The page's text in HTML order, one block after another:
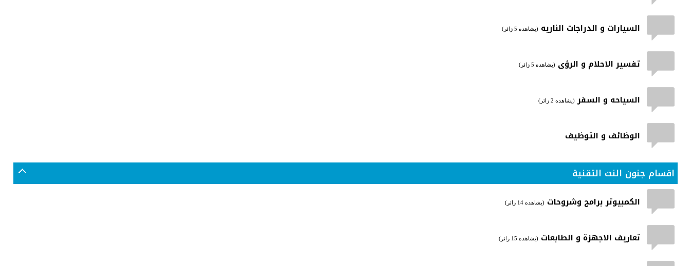
السيارات و الدراجات الناريه (يشاهده 5 زائر)
تفسير الاحلام و الرؤى (يشاهده 5 زائر)
السياحه و السفر (يشاهده 2 زائر)
الوظائف و التوظيف
اقسام جنون النت التقنية
الكمبيوتر برامج وشروحات (يشاهده 14 زائر)
تعاريف الاجهزة و الطابعات (يشاهده 15 زائر)